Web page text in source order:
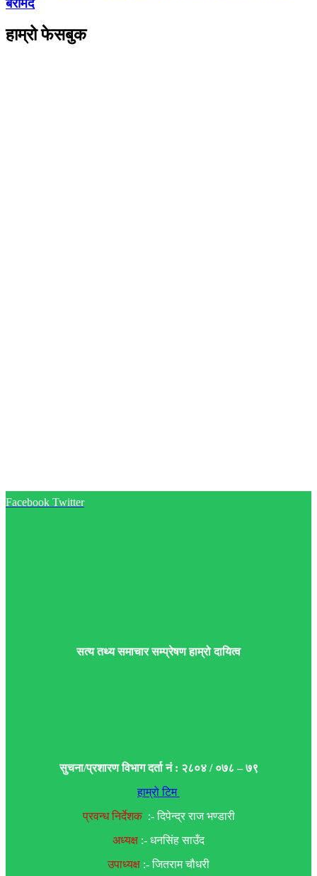
बरामद
हाम्रो फेसबुक
Facebook Twitter
सत्य तथ्य समाचार सम्प्रेषण हाम्रो दायित्व
सुचना/प्रशारण विभाग दर्ता नं : २८०४ / ०७८ – ७९
हाम्रो टिम
प्रवन्ध निर्देशक:- दिपेन्द्र राज भण्डारी
अध्यक्ष :- धनसिंह साउँद
उपाध्यक्ष :- जितराम चौधरी